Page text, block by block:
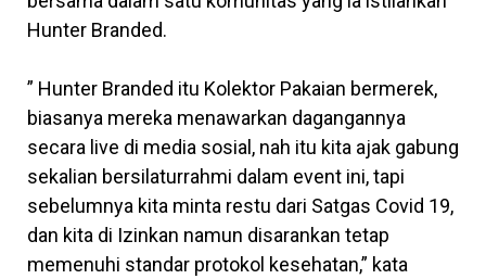
Hunter Branded.
” Hunter Branded itu Kolektor Pakaian bermerek,
biasanya mereka menawarkan dagangannya
secara live di media sosial, nah itu kita ajak gabung
sekalian bersilaturrahmi dalam event ini, tapi
sebelumnya kita minta restu dari Satgas Covid 19,
dan kita di Izinkan namun disarankan tetap
memenuhi standar protokol kesehatan,” kata